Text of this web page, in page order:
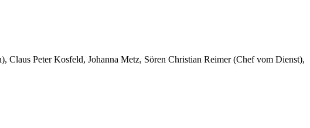
Claus Peter Kosfeld, Johanna Metz, Sören Christian Reimer (Chef vom Dienst),